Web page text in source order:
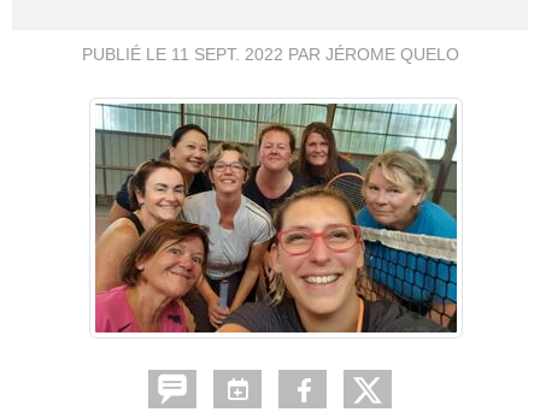
PUBLIÉ LE 11 SEPT. 2022 PAR JÉROME QUELO